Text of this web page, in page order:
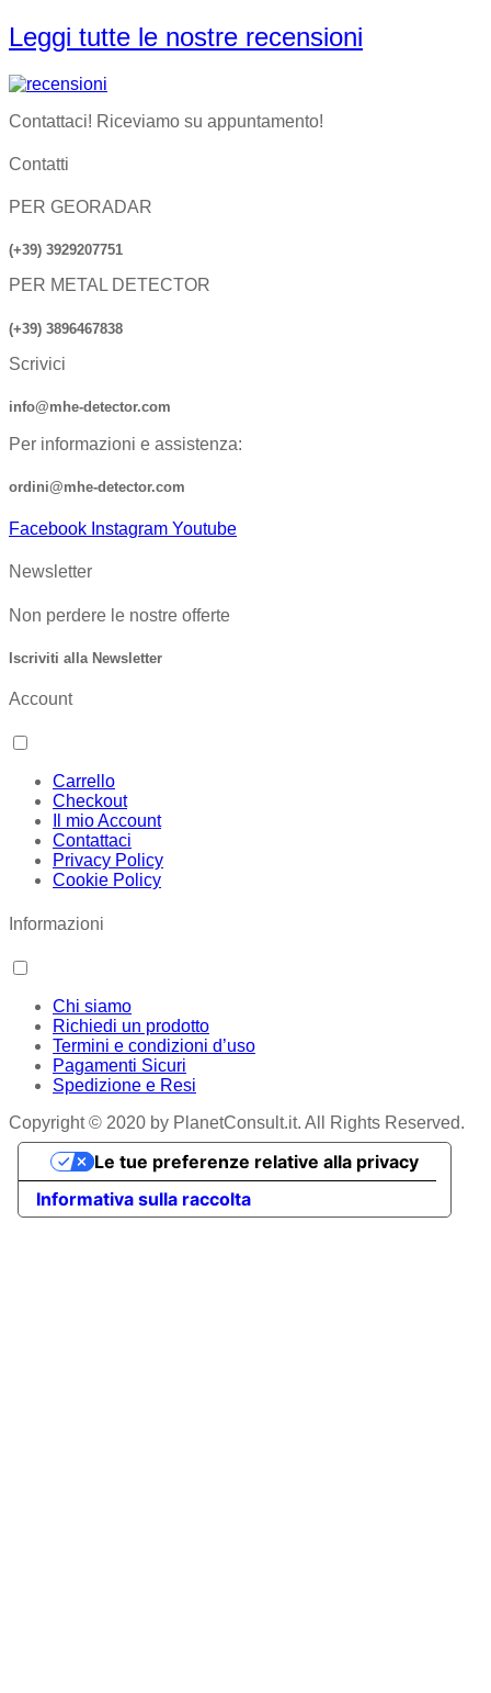
Leggi tutte le nostre recensioni
Contattaci! Riceviamo su appuntamento!
Contatti
PER GEORADAR
(+39) 3929207751
PER METAL DETECTOR
(+39) 3896467838
Scrivici
info@mhe-detector.com
Per informazioni e assistenza:
ordini@mhe-detector.com
Facebook Instagram Youtube
Newsletter
Non perdere le nostre offerte
Iscriviti alla Newsletter
Account
Carrello
Checkout
Il mio Account
Contattaci
Privacy Policy
Cookie Policy
Informazioni
Chi siamo
Richiedi un prodotto
Termini e condizioni d’uso
Pagamenti Sicuri
Spedizione e Resi
Copyright © 2020 by PlanetConsult.it. All Rights Reserved.
Informativa sulla raccolta
Le tue preferenze relative alla privacy